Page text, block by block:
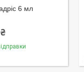
6 мл